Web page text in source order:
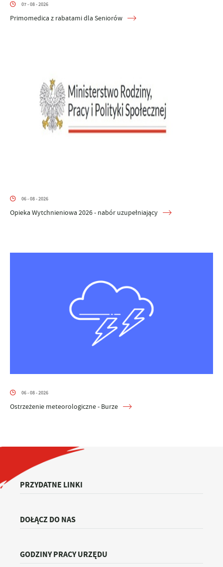
07 - 08 - 2026
Primomedica z rabatami dla Seniorów
06 - 08 - 2026
Opieka Wytchnieniowa 2026 - nabór uzupełniający
06 - 08 - 2026
Ostrzeżenie meteorologiczne - Burze
PRZYDATNE LINKI
DOŁĄCZ DO NAS
GODZINY PRACY URZĘDU